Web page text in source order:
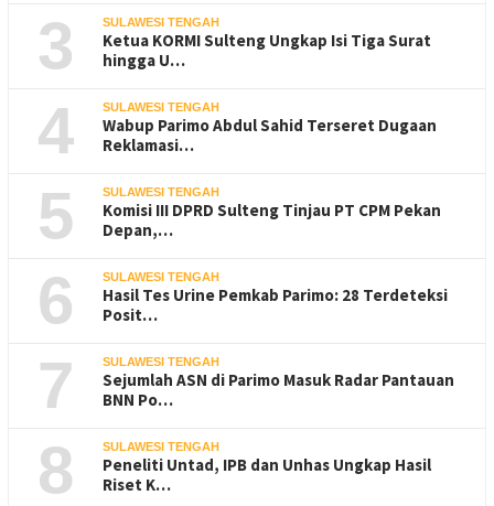
3 SULAWESI TENGAH
Ketua KORMI Sulteng Ungkap Isi Tiga Surat
hingga U…
4 SULAWESI TENGAH
Wabup Parimo Abdul Sahid Terseret Dugaan
Reklamasi…
5 SULAWESI TENGAH
Komisi III DPRD Sulteng Tinjau PT CPM Pekan
Depan,…
6 SULAWESI TENGAH
Hasil Tes Urine Pemkab Parimo: 28 Terdeteksi
Posit…
7 SULAWESI TENGAH
Sejumlah ASN di Parimo Masuk Radar Pantauan
BNN Po…
8 SULAWESI TENGAH
Peneliti Untad, IPB dan Unhas Ungkap Hasil
Riset K…